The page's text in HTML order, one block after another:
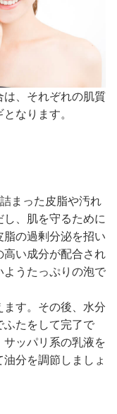
、それぞれの肌質
なります。
まった皮脂や汚れ
、肌を守るために
の過剰分泌を招い
い成分が配合され
うたっぷりの泡で
す。その後、水分
ふたをして完了で
ッパリ系の乳液を
分を調節しましょ